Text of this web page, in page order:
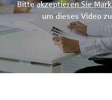
Bitteakzeptieren Sie
um dieses Video